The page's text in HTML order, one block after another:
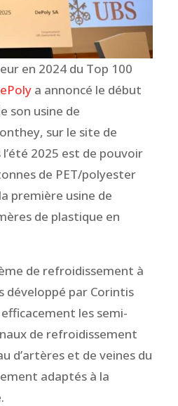
en 2024 du Top 100
a annoncé le début
son usine de
sur le site de
l’été 2025 est de pouvoir
de PET/polyester
première usine de
de plastique en
de refroidissement à
développé par Corintis
les semi-
de refroidissement
d’artères et de veines du
adaptés à la